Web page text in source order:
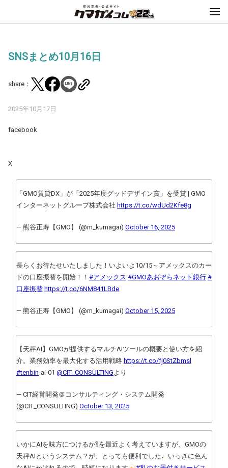
SNSまとめ10月16日
share：
2025年10月17日
facebook
X
「GMO賃貸DX」が「2025年度グッドデザイン賞」を受賞 | GMO
インターネットグループ株式会社 https://t.co/wdUd2Kfe8g
— 熊谷正寿【GMO】 (@m_kumagai) October 16, 2025
長らくお待たせいたしました！いよいよ10/15～アメックスのカー
ドの口座振替を開始！！ #アメックス #GMOあおぞらネット銀行 #
口座振替 https://t.co/6NM841LBde
— 熊谷正寿【GMO】 (@m_kumagai) October 15, 2025
【天秤AI】GMOが提供するマルチAIツールの概要と使い方を紹
介。業務効率を最大化する活用戦略 https://t.co/fj0StZbmsl
#tenbin-ai-01 @CIT_CONSULTING より
— CIT経営開発＠コンサルティング・システム開発
(@CIT_CONSULTING) October 13, 2025
いかにAIを味方につけるか⁈を最近よく考えていますが、GMOの
天秤AIというシステム？が、とっても便利でした♩いっきに色ん